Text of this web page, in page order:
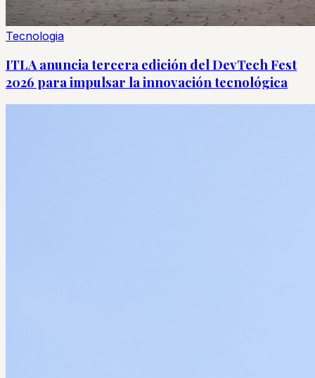
Tecnologia
ITLA anuncia tercera edición del DevTech Fest
2026 para impulsar la innovación tecnológica